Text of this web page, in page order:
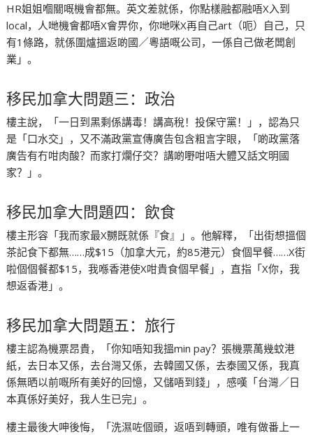
HR姐姐嗰關嘅機會都無。英文差就係，你點樣融都融唔X入到
local，人哋機會都唔X會畀你，你哋咪X再自己art（呃）自己，只
有1條路，就係圍爐搵返啲國／粵語嘅公司，一係自己做老闆創
業」。
移民加拿大問題三：政治
樓主說，「一日到黑剩係講毒！講高稅！投保守黨！」，認為只
是「口水交」，又不滿政黨宣傳廣告包含粗言字眼，「啲政黨落
廣告有冇咁肉酸？而家打爛仔交？講啲嘢咁唔大體又話文明國
家？」。
移民加拿大問題四：飲食
樓主形容「我而家最X嬲既就係『食』」。他解釋，「出街想搵個
茶記食下都無……成$15（加拿大元，約85港元）食個早餐……X街
啦個個餐都$15，我喺香港使X咁貴食個早餐」，直指「X你，我
想返香港」。
移民加拿大問題五：旅行
樓主認為機票昂貴，「你知唔知我搵min pay？張機票萬幾蚊港
紙，去日本又係，去台灣又係，去韓國又係，去泰國又係，我真
係無晒以前嘅所有美好的回憶，又儲唔到錢」，感嘆「台灣／日
本真係好美好，我人生已完」。
樓主最後大呻後悔，「洗濕咗個頭，返唔到轉頭，唯有做番上一